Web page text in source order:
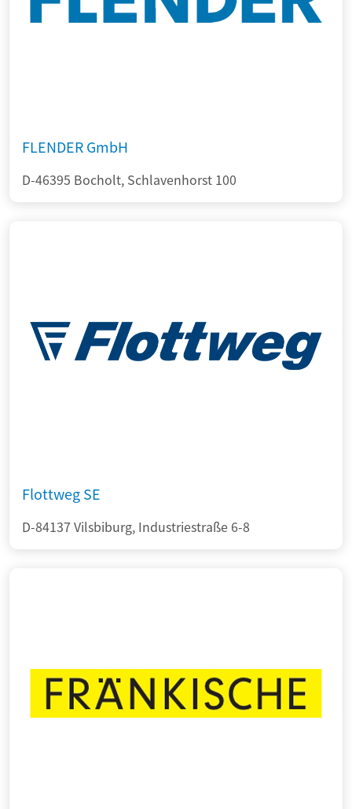
FLENDER GmbH
D-46395 Bocholt, Schlavenhorst 100
Flottweg SE
D-84137 Vilsbiburg, Industriestraße 6-8